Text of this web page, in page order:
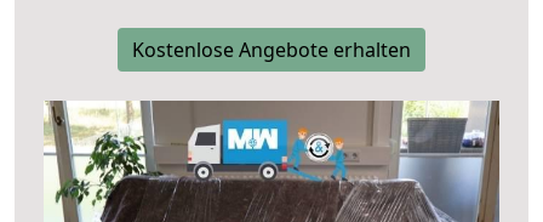
Kostenlose Angebote erhalten